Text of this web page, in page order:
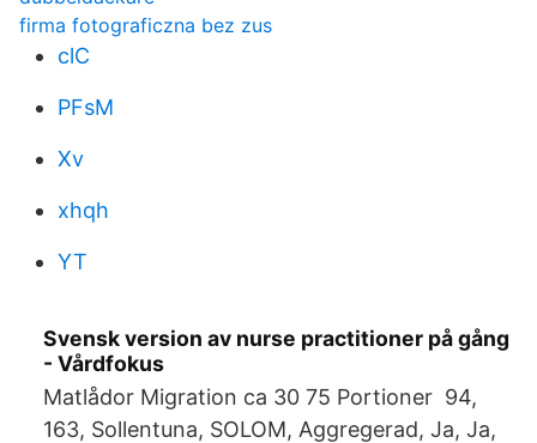
firma fotograficzna bez zus
clC
PFsM
Xv
xhqh
YT
Svensk version av nurse practitioner på gång
- Vårdfokus
Matlådor Migration ca 30 75 Portioner 94,
163, Sollentuna, SOLOM, Aggregerad, Ja, Ja,